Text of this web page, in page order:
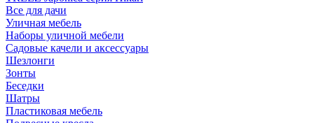
Все для дачи
Уличная мебель
Наборы уличной мебели
Садовые качели и аксессуары
Шезлонги
Зонты
Беседки
Шатры
Пластиковая мебель